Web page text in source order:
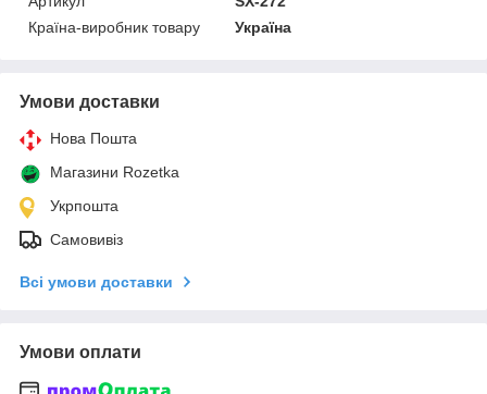
Країна-виробник товару
Україна
Умови доставки
Нова Пошта
Магазини Rozetka
Укрпошта
Самовивіз
Всі умови доставки
Умови оплати